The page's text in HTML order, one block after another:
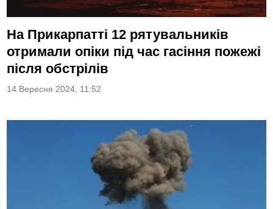
На Прикарпатті 12 рятувальників
отримали опіки під час гасіння пожежі
після обстрілів
14 Вересня 2024, 11:52